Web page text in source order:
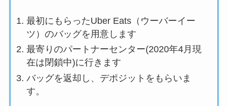
最初にもらったUber Eats（ウーバーイー
ツ）のバッグを用意します
最寄りのパートナーセンター(2020年4月現
在は閉鎖中)に行きます
バッグを返却し、デポジットをもらいま
す。